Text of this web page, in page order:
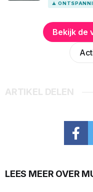
🧘
Bekijk de
ARTIKEL DELEN
LEES MEER OVER